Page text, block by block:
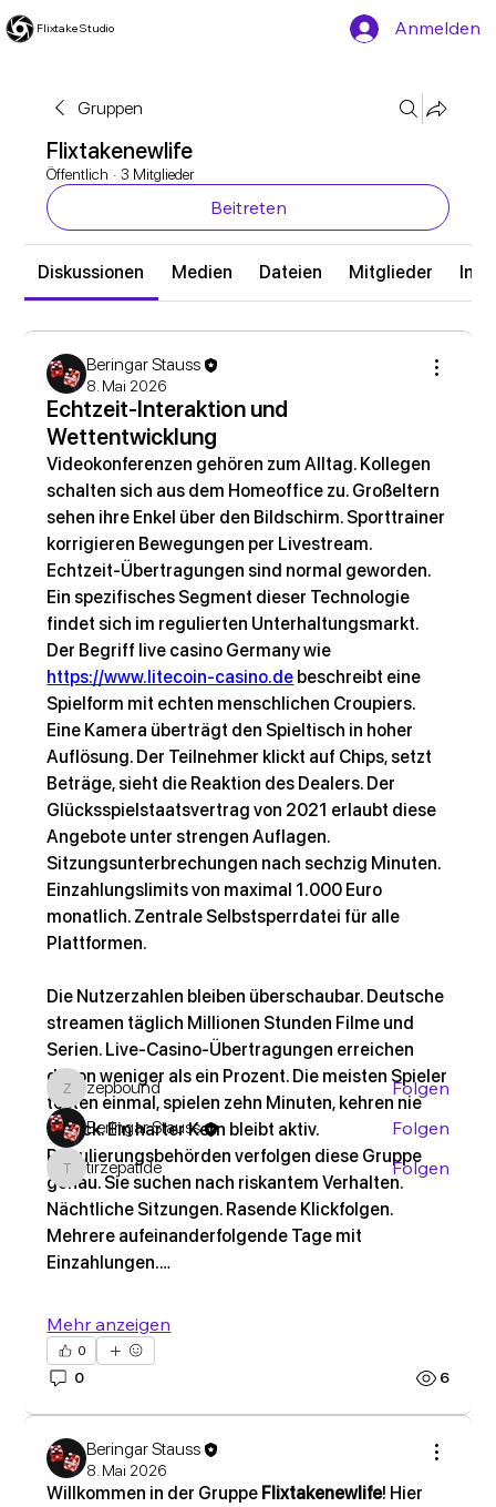
Flixtake Studio Anmelden
Gruppen
Flixtakenewlife
Öffentlich · 3 Mitglieder
Beitreten
Diskussionen Medien Dateien Mitglieder Info
Beringar Stauss
8. Mai 2026
Echtzeit-Interaktion und
Wettentwicklung
Videokonferenzen gehören zum Alltag. Kollegen
schalten sich aus dem Homeoffice zu. Großeltern
sehen ihre Enkel über den Bildschirm. Sporttrainer
korrigieren Bewegungen per Livestream.
Echtzeit-Übertragungen sind normal geworden.
Ein spezifisches Segment dieser Technologie
findet sich im regulierten Unterhaltungsmarkt.
https://www.litecoin-casino.de beschreibt eine
Spielform mit echten menschlichen Croupiers.
Eine Kamera überträgt den Spieltisch in hoher
Auflösung. Der Teilnehmer klickt auf Chips, setzt
Beträge, sieht die Reaktion des Dealers. Der
Glücksspielstaatsvertrag von 2021 erlaubt diese
Angebote unter strengen Auflagen.
Sitzungsunterbrechungen nach sechzig Minuten.
Einzahlungslimits von maximal 1.000 Euro
monatlich. Zentrale Selbstsperrdatei für alle
Plattformen.
Die Nutzerzahlen bleiben überschaubar. Deutsche
streamen täglich Millionen Stunden Filme und
Serien. Live-Casino-Übertragungen erreichen
davon weniger als ein Prozent. Die meisten Spieler
testen einmal, spielen zehn Minuten, kehren nie
zurück. Ein harter Kern bleibt aktiv.
Regulierungsbehörden verfolgen diese Gruppe
genau. Sie suchen nach riskantem Verhalten.
Nächtliche Sitzungen. Rasende Klickfolgen.
Mehrere aufeinanderfolgende Tage mit
Einzahlungen.…
Mehr anzeigen
0
0 6
Beringar Stauss
8. Mai 2026
Willkommen in der Gruppe Flixtakenewlife! Hier
Info
Willkommen in der Gruppe! Hier können sich
Weiterlesen
Mitglieder
zepbound
zepbound Folgen
Beringar Stauss Folgen
tirzepatide
tirzepatide
Folgen
Alle Mitglieder anzeigen (3)